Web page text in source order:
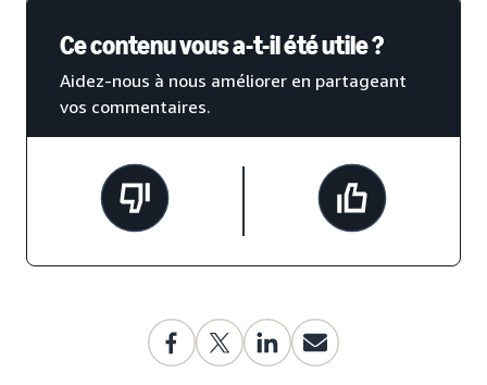
Ce contenu vous a-t-il été utile ?
Aidez-nous à nous améliorer en partageant
vos commentaires.